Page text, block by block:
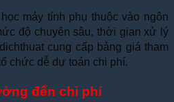
máy tính phụ thuộc vào ngôn
độ chuyên sâu, thời gian xử lý
cung cấp bảng giá tham
chức dễ dự toán chi phí.
đến chi phí